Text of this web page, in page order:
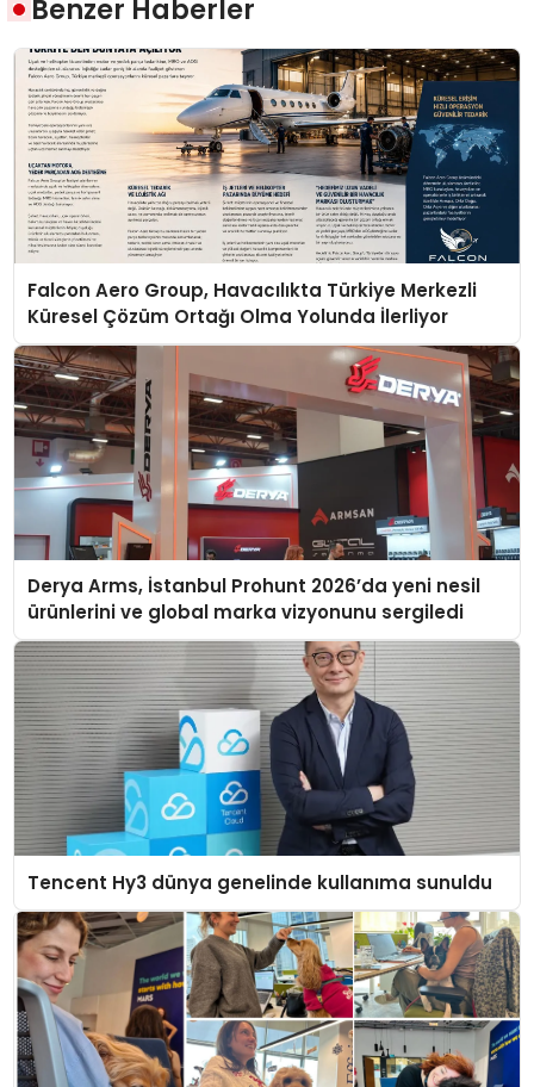
Benzer Haberler
Falcon Aero Group, Havacılıkta Türkiye Merkezli
Küresel Çözüm Ortağı Olma Yolunda İlerliyor
Derya Arms, İstanbul Prohunt 2026’da yeni nesil
ürünlerini ve global marka vizyonunu sergiledi
Tencent Hy3 dünya genelinde kullanıma sunuldu